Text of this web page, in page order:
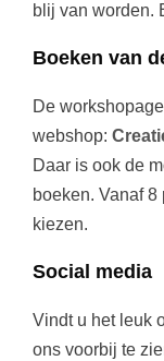
blij van worden.
Boeken van
De
webshop:
Daar is ook de
boeken. Vanaf
kiezen.
Social media
Vindt u het leuk
ons voorbij te